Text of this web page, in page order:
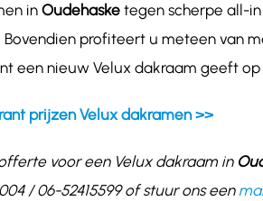
in Oudehasketegen scherpe all-in
Bovendien profiteert u meteen van
een nieuw Velux dakraam geeft
prijzen Velux dakramen >>
voor een Velux dakraam in
/ 06-52415599 of stuur ons een